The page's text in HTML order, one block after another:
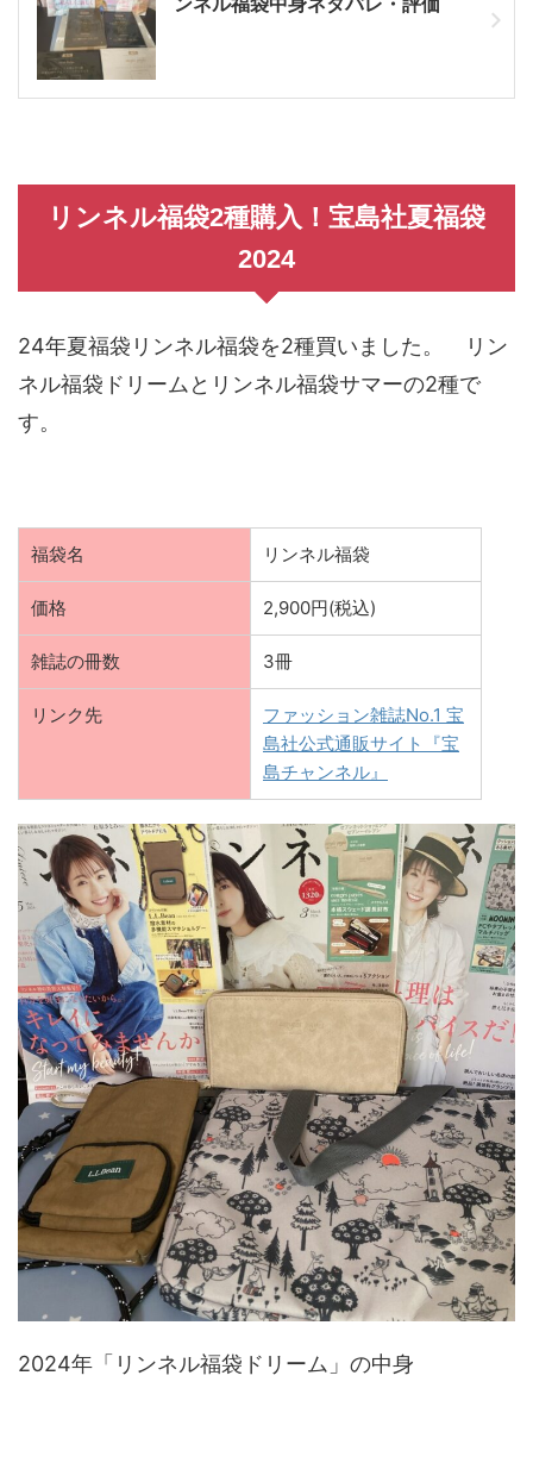
リンネル福袋2種購入！宝島社夏福袋
2024
24年夏福袋リンネル福袋を2種買いました。 リン
ネル福袋ドリームとリンネル福袋サマーの2種で
す。
福袋名 リンネル福袋
価格 2,900円(税込)
雑誌の冊数 3冊
リンク先
ファッション雑誌No.1 宝
島社公式通販サイト『宝
島チャンネル』
2024年「リンネル福袋ドリーム」の中身